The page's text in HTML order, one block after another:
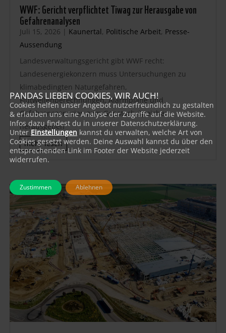
WWF: Gericht verpflichtet Tiwag zur Herausgabe von
Gefahrenanalysen
Juli 15, 2026 | Kaunertal, Politische Arbeit, Presse-
Aussendung
Landesverwaltungsgericht gibt WWF recht:
Landesenergiekonzern muss Untersuchungen zu
klimabedingten Naturgefahren,
Flutwellenberechnungen, Alarmpläne und
Gefahrenszenarien zum Gepatsch-Speicher
herausgeben
mehr lesen
PANDAS LIEBEN COOKIES, WIR AUCH!
Cookies helfen unser Angebot nutzerfreundlich zu gestalten
& erlauben uns eine Analyse der Zugriffe auf die Website.
Infos dazu findest du in unserer Datenschutzerklärung.
Unter Einstellungen kannst du verwalten, welche Art von
Cookies gesetzt werden. Deine Auswahl kannst du über den
entsprechenden Link im Footer der Website jederzeit
widerrufen.
Zustimmen Ablehnen